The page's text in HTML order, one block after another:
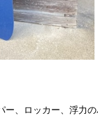
ー、ロッカー、浮力